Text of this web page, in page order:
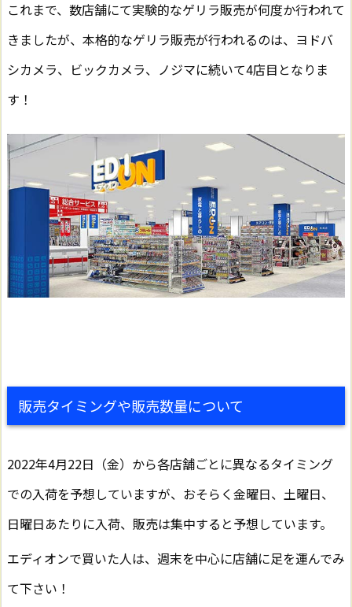
これまで、数店舗にて実験的なゲリラ販売が何度か行われて
きましたが、本格的なゲリラ販売が行われるのは、ヨドバ
シカメラ、ビックカメラ、ノジマに続いて4店目となりま
す！
販売タイミングや販売数量について
2022年4月22日（金）から各店舗ごとに異なるタイミング
での入荷を予想していますが、おそらく金曜日、土曜日、
日曜日あたりに入荷、販売は集中すると予想しています。
エディオンで買いた人は、週末を中心に店舗に足を運んでみ
て下さい！